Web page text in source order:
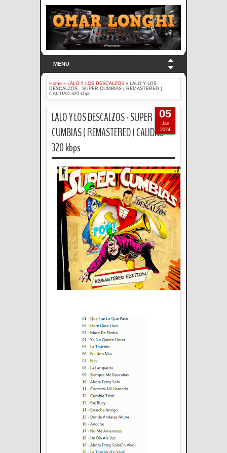
MENU
Home » LALO Y LOS DESCALZOS »
LALO Y LOS
DESCALZOS - SUPER CUMBIAS ( REMASTERED )
CALIDAD 320 kbps
LALO Y LOS DESCALZOS - SUPER
CUMBIAS ( REMASTERED ) CALIDAD
320 kbps
05
Jan
2024